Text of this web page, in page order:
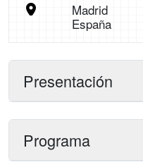
Madrid
España
Presentación
Programa